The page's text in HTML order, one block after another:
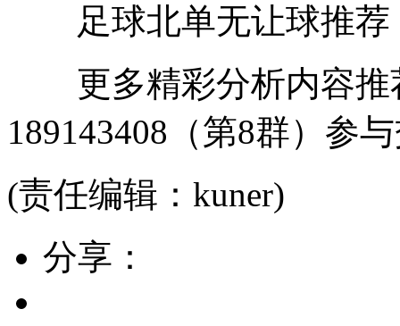
足球北单无让球推荐
更多精彩分析内容推
189143408（第8群）参
(责任编辑：kuner)
分享：